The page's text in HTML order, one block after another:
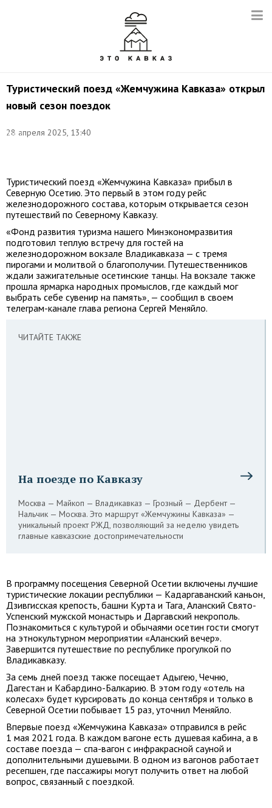
Туристический поезд «Жемчужина Кавказа» открыл
новый сезон поездок
28 апреля 2025, 13:40
пресс-
Туристический поезд «Жемчужина Кавказа» прибыл в
Северную Осетию. Это первый в этом году рейс
железнодорожного состава, которым открывается сезон
путешествий по Северному Кавказу.
«Фонд развития туризма нашего Минэкономразвития
подготовил теплую встречу для гостей на
железнодорожном вокзале Владикавказа — с тремя
пирогами и молитвой о благополучии. Путешественников
ждали зажигательные осетинские танцы. На вокзале также
прошла ярмарка народных промыслов, где каждый мог
выбрать себе сувенир на память», — сообщил в своем
телеграм-канале глава региона Сергей Меняйло.
ЧИТАЙТЕ ТАКЖЕ
На поезде по Кавказу
Москва — Майкоп — Владикавказ — Грозный — Дербент —
Нальчик — Москва. Это маршрут «Жемчужины Кавказа» —
уникальный проект РЖД, позволяющий за неделю увидеть
главные кавказские достопримечательности
В программу посещения Северной Осетии включены лучшие
туристические локации республики — Кадаргаванский каньон,
Дзивгисская крепость, башни Курта и Тага, Аланский Свято-
Успенский мужской монастырь и Даргавский некрополь.
Познакомиться с культурой и обычаями осетин гости смогут
на этнокультурном мероприятии «Аланский вечер».
Завершится путешествие по республике прогулкой по
Владикавказу.
За семь дней поезд также посещает Адыгею, Чечню,
Дагестан и Кабардино-Балкарию. В этом году «отель на
колесах» будет курсировать до конца сентября и только в
Северной Осетии побывает 15 раз, уточнил Меняйло.
Впервые поезд «Жемчужина Кавказа» отправился в рейс
1 мая 2021 года. В каждом вагоне есть душевая кабина, а в
составе поезда — спа-вагон с инфракрасной сауной и
дополнительными душевыми. В одном из вагонов работает
ресепшен, где пассажиры могут получить ответ на любой
вопрос, связанный с поездкой.